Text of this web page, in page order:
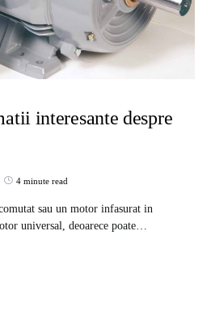
interesante despre
4 minute read
sau un motor infasurat in
universal, deoarece poate…